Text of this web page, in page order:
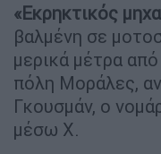
«Εκρηκτικός
βαλμένη σε
μερικά μέτρα
πόλη Μοράλες,
Γκουσμάν, ο
μέσω X.